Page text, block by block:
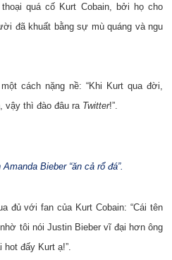
quá cố Kurt Cobain, bởi họ cho
đã khuất bằng sự mù quáng và ngu
cách nặng nề: “Khi Kurt qua đời,
vậy thì đào đâu ra Twitter!”.
Bieber “ăn cả rổ đá”.
đủ với fan của Kurt Cobain: “Cái tên
tôi nói Justin Bieber vĩ đại hơn ông
đấy Kurt ạ!”.